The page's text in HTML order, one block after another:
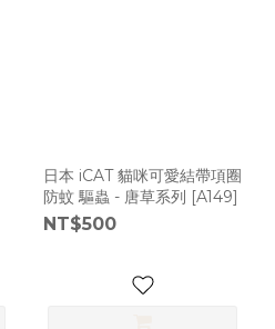
日本 iCAT 貓咪可愛結帶項圈
防蚊 驅蟲 - 唐草系列 [A149]
NT$500